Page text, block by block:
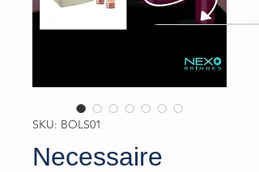
SKU: BOLS01
Necessaire